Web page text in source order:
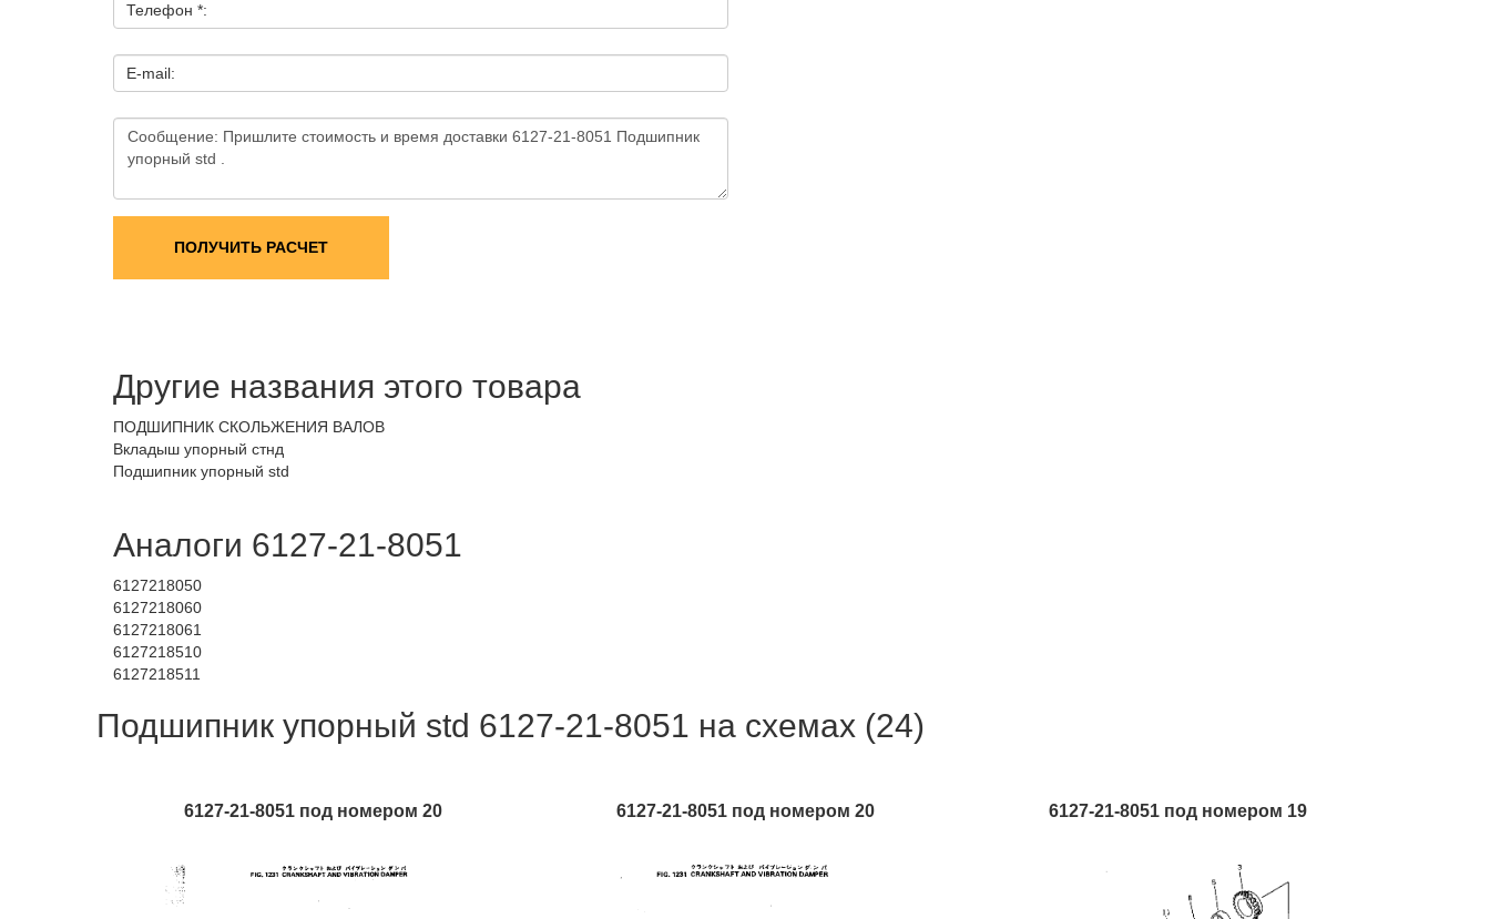
Телефон *:
E-mail:
ПОЛУЧИТЬ РАСЧЕТ
Другие названия этого товара
ПОДШИПНИК СКОЛЬЖЕНИЯ ВАЛОВ
Вкладыш упорный стнд
Подшипник упорный std
Аналоги 6127-21-8051
6127218050
6127218060
6127218061
6127218510
6127218511
Подшипник упорный std 6127-21-8051 на схемах (24)
6127-21-8051 под номером 20 6127-21-8051 под номером 20 6127-21-8051 под номером 19